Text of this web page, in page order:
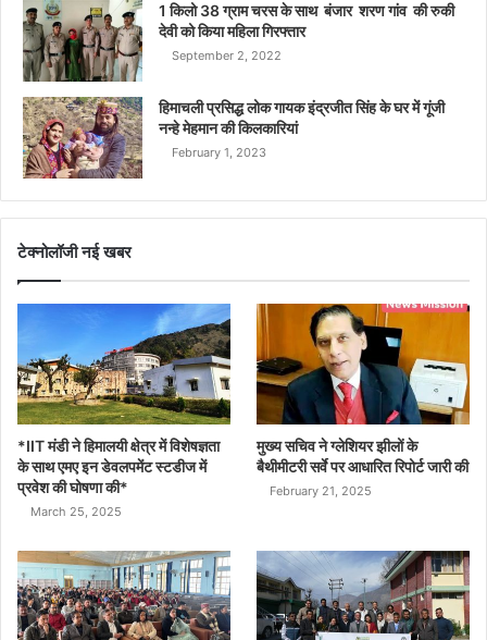
1 किलो 38 ग्राम चरस के साथ बंजार शरण गांव की रुकी
देवी को किया महिला गिरफ्तार
September 2, 2022
हिमाचली प्रसिद्ध लोक गायक इंद्रजीत सिंह के घर में गूंजी
नन्हे मेहमान की किलकारियां
February 1, 2023
टेक्नोलॉजी नई खबर
*IIT मंडी ने हिमालयी क्षेत्र में विशेषज्ञता
के साथ एमए इन डेवलपमेंट स्टडीज में
प्रवेश की घोषणा की*
March 25, 2025
मुख्य सचिव ने ग्लेशियर झीलों के
बैथीमीटरी सर्वे पर आधारित रिपोर्ट जारी की
February 21, 2025